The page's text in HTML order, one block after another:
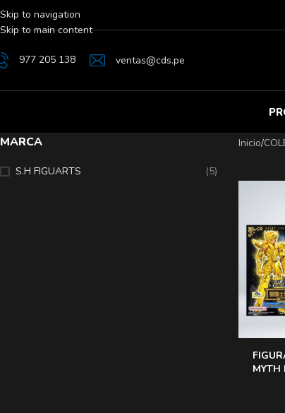
Skip to navigation
Skip to main content
977 205 138 ventas@cds.pe
MARCA
S.H FIGUARTS (5)
Inicio/
MYTH
LA